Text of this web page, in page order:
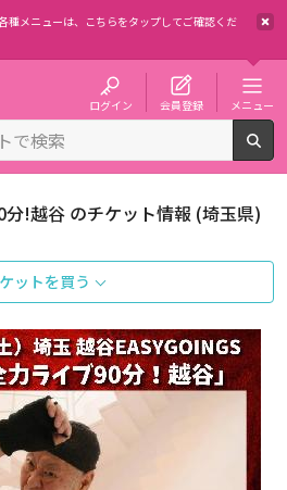
メニューは、
こちらをタップしてご確認くだ
ログイン 会員登録 メニュー
!越谷 のチケット情報 (埼玉県)
ットを買う